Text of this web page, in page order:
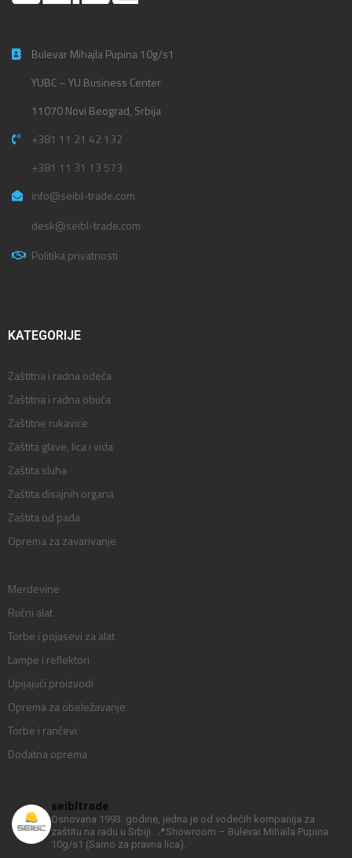
Bulevar Mihajla Pupina 10g/s1
YUBC – YU Business Center
11070 Novi Beograd, Srbija
+381 11 21 42 132
+381 11 31 13 573
info@seibl-trade.com
desk@seibl-trade.com
Politika privatnosti
KATEGORIJE
Zaštitna i radna odeća
Zaštitna i radna obuća
Zaštitne rukavice
Zaštita glave, lica i vida
Zaštita sluha
Zaštita disajnih organa
Zaštita od pada
Oprema za zavarivanje
Merdevine
Ručni alat
Torbe i pojasevi za alat
Lampe i reflektori
Upijajući proizvodi
Oprema za obeležavanje
Torbe i rančevi
Dodatna oprema
seibltrade
Osnovana 1993. godine, jedna je od vodećih kompanija za
zaštitu na radu u Srbiji.
📍Showroom – Bulevar Mihaila Pupina
10g/s1 (Samo za pravna lica).